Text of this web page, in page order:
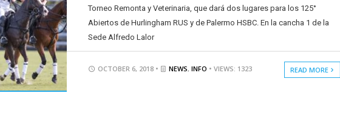
Torneo Remonta y Veterinaria, que dará dos lugares para los 125°
Abiertos de Hurlingham RUS y de Palermo HSBC. En la cancha 1 de la
Sede Alfredo Lalor
OCTOBER 6, 2018 • NEWS, INFO • VIEWS: 1323 READ MORE